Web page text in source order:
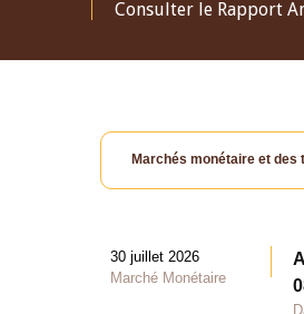
Consulter le Rapport
Marchés monétaire et des
30 juillet 2026
Marché Monétaire